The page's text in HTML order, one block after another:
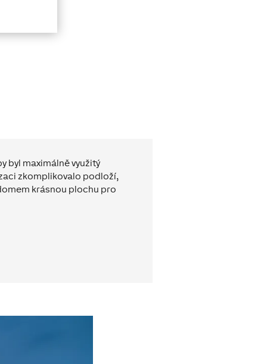
byl maximálně využitý
zkomplikovalo podloží,
krásnou plochu pro